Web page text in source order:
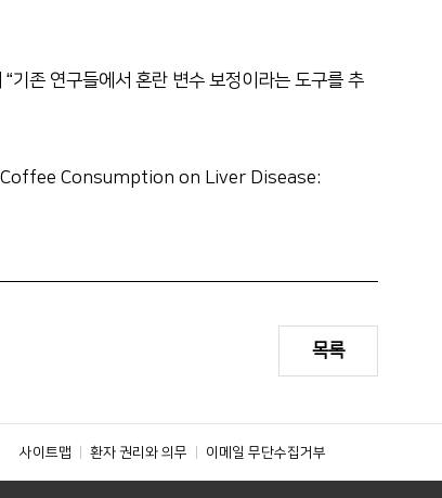
기존 연구들에서 혼란 변수 보정이라는 도구를 추
Coffee Consumption on Liver Disease:
목록
사이트맵 환자 권리와 의무 이메일 무단수집거부